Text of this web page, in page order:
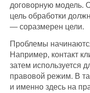
договорную модель.
цель обработки
— соразмерен цели.
Проблемы
Например, контакт
затем используется
правовой режим. В
и именно здесь на